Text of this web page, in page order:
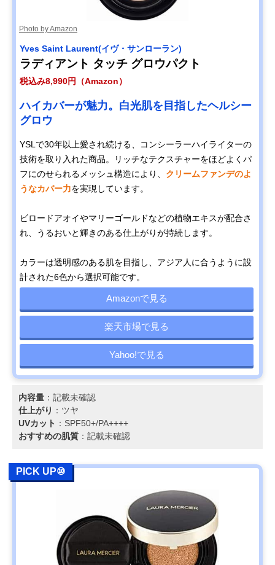
Photo by Amazon
Yves Saint Laurent(イヴ・サンローラン)
ラディアント タッチ グロウパクト
税込み8,990円（Amazon）
ハイカバーが魅力。白光肌を目指したヘルシー
グロウ
YSLで30年以上愛され続ける、コンシーラーハイライターの
技術を取り入れた商品。リッチなテクスチャーをほどよくパ
フにのせられるメッシュ構造により、 クリームファンデのよ
うなカバー力を実現しています。
ビロードアオイやマリーゴールドなどの植物エキスが配合さ
れ、うるおいと輝きのある仕上がりが持続します。
カラーは透明感のある肌を目指し、アジア人に合うように設
計された6色から選択可能です。
Amazonで見る
楽天市場で見る
Yahoo!で見る
内容量 ：記載未確認
仕上がり ：ツヤ
UVカット ：SPF50+/PA++++
おすすめの肌質 ：記載未確認
PICK UP⑩